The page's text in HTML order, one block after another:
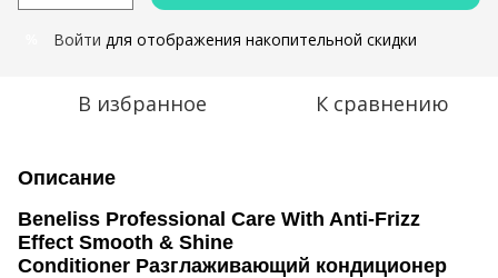
Войти для отображения накопительной скидки
В избранное К сравнению
Описание
Beneliss Professional Care With Anti-Frizz
Effect Smooth & Shine
Conditioner Разглаживающий кондиционер